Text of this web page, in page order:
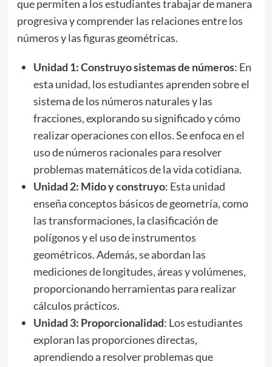
que permiten a los estudiantes trabajar de manera
progresiva y comprender las relaciones entre los
números y las figuras geométricas.
Unidad 1: Construyo sistemas de números: En
esta unidad, los estudiantes aprenden sobre el
sistema de los números naturales y las
fracciones, explorando su significado y cómo
realizar operaciones con ellos. Se enfoca en el
uso de números racionales para resolver
problemas matemáticos de la vida cotidiana.
Unidad 2: Mido y construyo: Esta unidad
enseña conceptos básicos de geometría, como
las transformaciones, la clasificación de
polígonos y el uso de instrumentos
geométricos. Además, se abordan las
mediciones de longitudes, áreas y volúmenes,
proporcionando herramientas para realizar
cálculos prácticos.
Unidad 3: Proporcionalidad: Los estudiantes
exploran las proporciones directas,
aprendiendo a resolver problemas que